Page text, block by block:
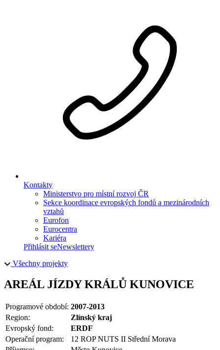
Kontakty
Ministerstvo pro místní rozvoj ČR
Sekce koordinace evropských fondů a mezinárodních
vztahů
Eurofon
Eurocentra
Kariéra
Přihlásit seNewslettery
Všechny projekty
AREÁL JÍZDY KRÁLŮ KUNOVICE
Programové období: 2007-2013
Region:
Zlínský kraj
Evropský fond:
ERDF
Operační program:
12 ROP NUTS II Střední Morava